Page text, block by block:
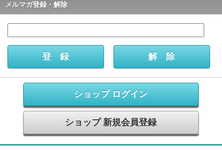
メルマガ登録・解除
ショップ ログイン
ショップ 新規会員登録